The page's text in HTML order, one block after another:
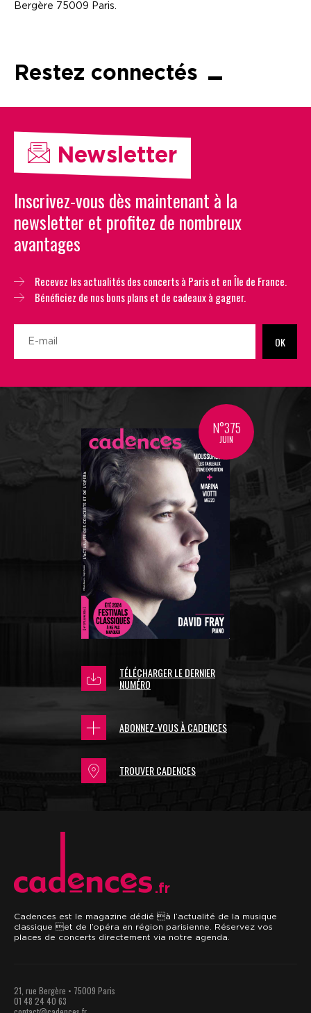
Bergère 75009 Paris.
Restez connectés
Newsletter
Inscrivez-vous dès maintenant à la
newsletter et profitez de nombreux
avantages
Recevez les actualités des concerts à Paris et en Île de France.
Bénéficiez de nos bons plans et de cadeaux à gagner.
OK
N°375
JUIN
TÉLÉCHARGER LE DERNIER
NUMÉRO
ABONNEZ-VOUS À CADENCES
TROUVER CADENCES
.fr
Cadences est le magazine dédié à l’actualité de la musique
classique et de l’opéra en région parisienne. Réservez vos
places de concerts directement via notre agenda.
21, rue Bergère • 75009 Paris
01 48 24 40 63